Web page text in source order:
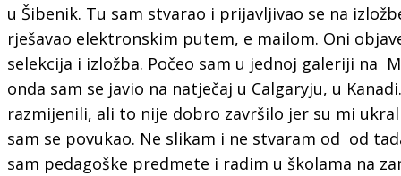
u Šibenik. Tu sam stvarao i prijavljivao se na
rješavao elektronskim putem, e mailom. Oni
selekcija i izložba. Počeo sam u jednoj galeriji na
onda sam se javio na natječaj u Calgaryju, u
razmijenili, ali to nije dobro završilo jer su mi
sam se povukao. Ne slikam i ne stvaram od od
sam pedagoške predmete i radim u školama na